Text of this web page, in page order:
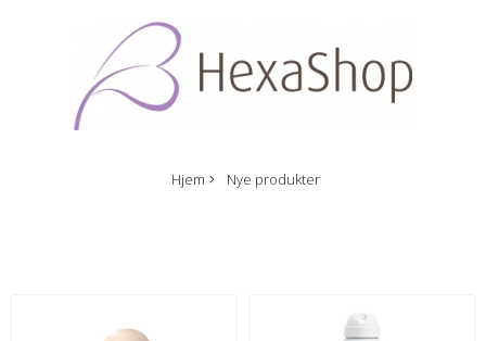
Hjem Nye produkter